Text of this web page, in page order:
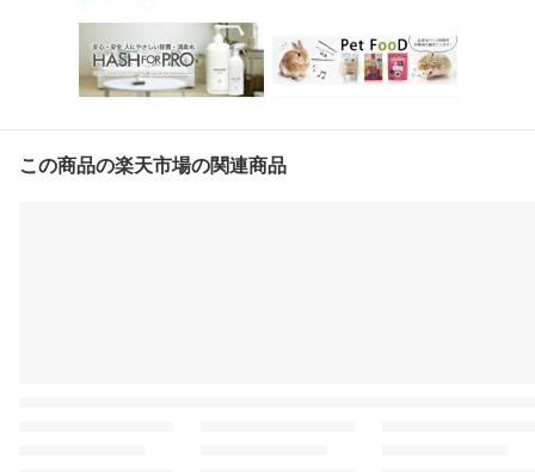
この商品の楽天市場の関連商品